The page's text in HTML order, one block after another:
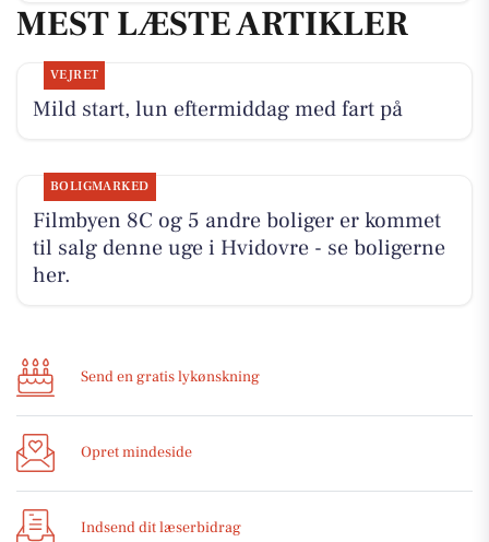
MEST LÆSTE ARTIKLER
VEJRET
Mild start, lun eftermiddag med fart på
BOLIGMARKED
Filmbyen 8C og 5 andre boliger er kommet
til salg denne uge i Hvidovre - se boligerne
her.
Send en gratis lykønskning
Opret mindeside
Indsend dit læserbidrag